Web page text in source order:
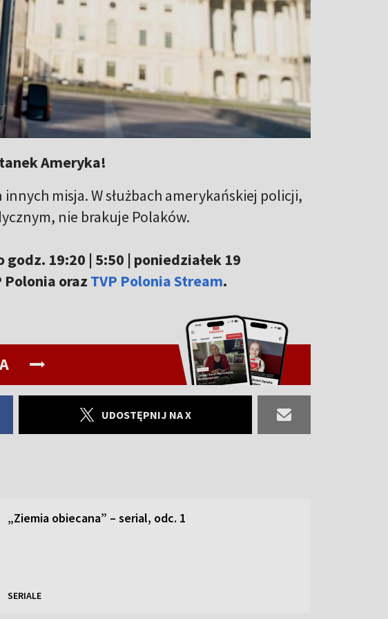
Ameryka!
misja. W służbach amerykańskiej policji,
nie brakuje Polaków.
19:20 | 5:50 | poniedziałek 19
Polonia oraz TVP Polonia Stream.
UDOSTĘPNIJ NA X
„Ziemia obiecana” – serial, odc. 1
SERIALE